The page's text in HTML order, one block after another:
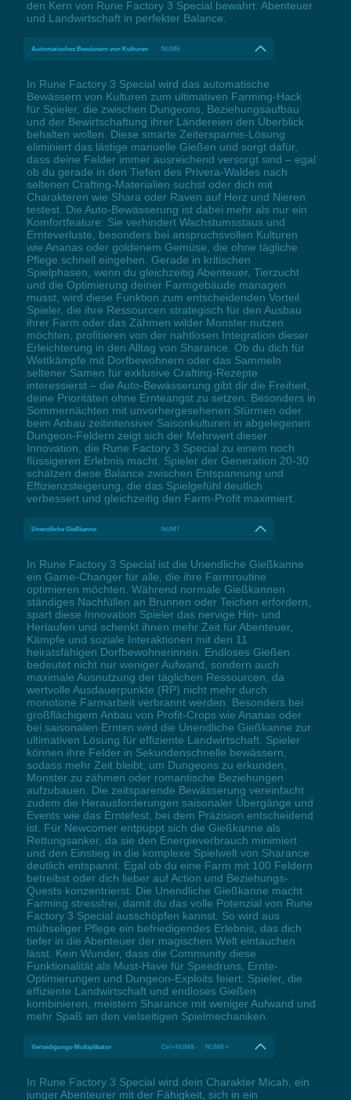
den Kern von Rune Factory 3 Special bewahrt: Abenteuer
und Landwirtschaft in perfekter Balance.
Automatisches Bewässern von Kulturen NUM6
In Rune Factory 3 Special wird das automatische
Bewässern von Kulturen zum ultimativen Farming-Hack
für Spieler, die zwischen Dungeons, Beziehungsaufbau
und der Bewirtschaftung ihrer Ländereien den Überblick
behalten wollen. Diese smarte Zeitersparnis-Lösung
eliminiert das lästige manuelle Gießen und sorgt dafür,
dass deine Felder immer ausreichend versorgt sind – egal
ob du gerade in den Tiefen des Privera-Waldes nach
seltenen Crafting-Materialien suchst oder dich mit
Charakteren wie Shara oder Raven auf Herz und Nieren
testest. Die Auto-Bewässerung ist dabei mehr als nur ein
Komfortfeature: Sie verhindert Wachstumsstaus und
Ernteverluste, besonders bei anspruchsvollen Kulturen
wie Ananas oder goldenem Gemüse, die ohne tägliche
Pflege schnell eingehen. Gerade in kritischen
Spielphasen, wenn du gleichzeitig Abenteuer, Tierzucht
und die Optimierung deiner Farmgebäude managen
musst, wird diese Funktion zum entscheidenden Vorteil.
Spieler, die ihre Ressourcen strategisch für den Ausbau
ihrer Farm oder das Zähmen wilder Monster nutzen
möchten, profitieren von der nahtlosen Integration dieser
Erleichterung in den Alltag von Sharance. Ob du dich für
Wettkämpfe mit Dorfbewohnern oder das Sammeln
seltener Samen für exklusive Crafting-Rezepte
interessierst – die Auto-Bewässerung gibt dir die Freiheit,
deine Prioritäten ohne Ernteangst zu setzen. Besonders in
Sommernächten mit unvorhergesehenen Stürmen oder
beim Anbau zeitintensiver Saisonkulturen in abgelegenen
Dungeon-Feldern zeigt sich der Mehrwert dieser
Innovation, die Rune Factory 3 Special zu einem noch
flüssigeren Erlebnis macht. Spieler der Generation 20-30
schätzen diese Balance zwischen Entspannung und
Effizienzsteigerung, die das Spielgefühl deutlich
verbessert und gleichzeitig den Farm-Profit maximiert.
Unendliche Gießkanne NUM7
In Rune Factory 3 Special ist die Unendliche Gießkanne
ein Game-Changer für alle, die ihre Farmroutine
optimieren möchten. Während normale Gießkannen
ständiges Nachfüllen an Brunnen oder Teichen erfordern,
spart diese Innovation Spieler das nervige Hin- und
Herlaufen und schenkt ihnen mehr Zeit für Abenteuer,
Kämpfe und soziale Interaktionen mit den 11
heiratsfähigen Dorfbewohnerinnen. Endloses Gießen
bedeutet nicht nur weniger Aufwand, sondern auch
maximale Ausnutzung der täglichen Ressourcen, da
wertvolle Ausdauerpunkte (RP) nicht mehr durch
monotone Farmarbeit verbrannt werden. Besonders bei
großflächigem Anbau von Profit-Crops wie Ananas oder
bei saisonalen Ernten wird die Unendliche Gießkanne zur
ultimativen Lösung für effiziente Landwirtschaft. Spieler
können ihre Felder in Sekundenschnelle bewässern,
sodass mehr Zeit bleibt, um Dungeons zu erkunden,
Monster zu zähmen oder romantische Beziehungen
aufzubauen. Die zeitsparende Bewässerung vereinfacht
zudem die Herausforderungen saisonaler Übergänge und
Events wie das Erntefest, bei dem Präzision entscheidend
ist. Für Newcomer entpuppt sich die Gießkanne als
Rettungsanker, da sie den Energieverbrauch minimiert
und den Einstieg in die komplexe Spielwelt von Sharance
deutlich entspannt. Egal ob du eine Farm mit 100 Feldern
betreibst oder dich lieber auf Action und Beziehungs-
Quests konzentrierst: Die Unendliche Gießkanne macht
Farming stressfrei, damit du das volle Potenzial von Rune
Factory 3 Special ausschöpfen kannst. So wird aus
mühseliger Pflege ein befriedigendes Erlebnis, das dich
tiefer in die Abenteuer der magischen Welt eintauchen
lässt. Kein Wunder, dass die Community diese
Funktionalität als Must-Have für Speedruns, Ernte-
Optimierungen und Dungeon-Exploits feiert. Spieler, die
effiziente Landwirtschaft und endloses Gießen
kombinieren, meistern Sharance mit weniger Aufwand und
mehr Spaß an den vielseitigen Spielmechaniken.
Verteidigungs-Multiplikator Ctrl+NUM8 - NUM8 +
In Rune Factory 3 Special wird dein Charakter Micah, ein
junger Abenteurer mit der Fähigkeit, sich in ein